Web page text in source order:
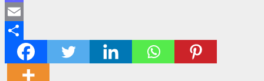
Mastodon
Email
Share